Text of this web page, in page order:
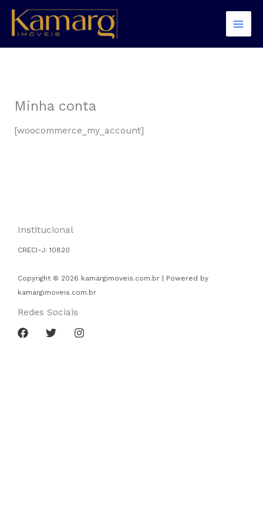
para
conteúdo
Minha conta
[woocommerce_my_account]
Institucional
CRECI-J: 10820
Copyright © 2026 kamargimoveis.com.br | Powered by
kamargimoveis.com.br
Redes Sociais